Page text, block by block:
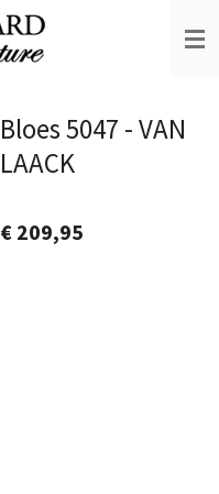
Bloes 5047 - VAN
LAACK
€ 209,95